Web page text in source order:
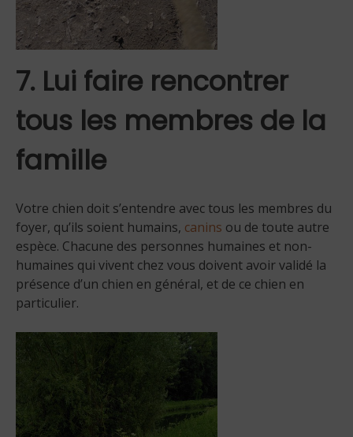
7. Lui faire rencontrer
tous les membres de la
famille
Votre chien doit s’entendre avec tous les membres du
foyer, qu’ils soient humains, canins ou de toute autre
espèce. Chacune des personnes humaines et non-
humaines qui vivent chez vous doivent avoir validé la
présence d’un chien en général, et de ce chien en
particulier.